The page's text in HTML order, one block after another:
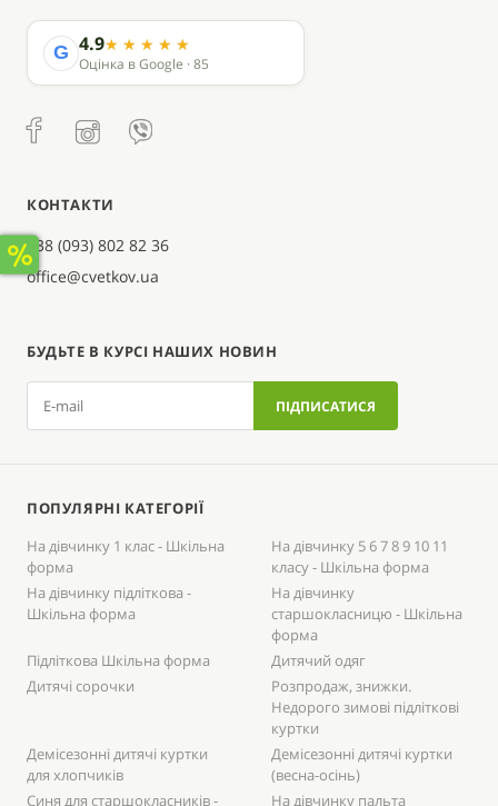
G 4.9
Оцінка в Google · 85
КОНТАКТИ
+38 (093) 802 82 36
office@cvetkov.ua
БУДЬТЕ В КУРСІ НАШИХ НОВИН
ПОПУЛЯРНІ КАТЕГОРІЇ
На дівчинку 1 клас - Шкільна
форма
На дівчинку 5 6 7 8 9 10 11
класу - Шкільна форма
На дівчинку підліткова -
Шкільна форма
На дівчинку
старшокласницю - Шкільна
форма
Підліткова Шкільна форма
Дитячий одяг
Дитячі сорочки
Розпродаж, знижки.
Недорого зимові підліткові
куртки
Демісезонні дитячі куртки
для хлопчиків
Демісезонні дитячі куртки
(весна-осінь)
Синя для старшокласників -
На дівчинку пальта